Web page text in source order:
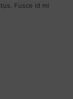
Fusce id mi